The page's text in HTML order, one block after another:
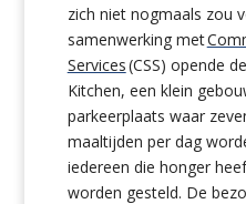
zich niet nogmaals zou
samenwerking met
Services(CSS) opende
Kitchen, een klein
parkeerplaats waar
maaltijden per dag
iedereen die honger
worden gesteld. De